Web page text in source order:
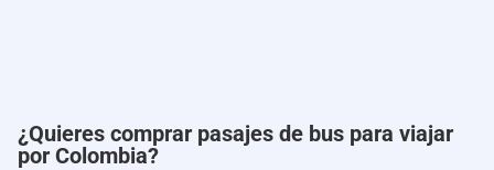
¿Quieres comprar pasajes de bus para viajar
por Colombia?